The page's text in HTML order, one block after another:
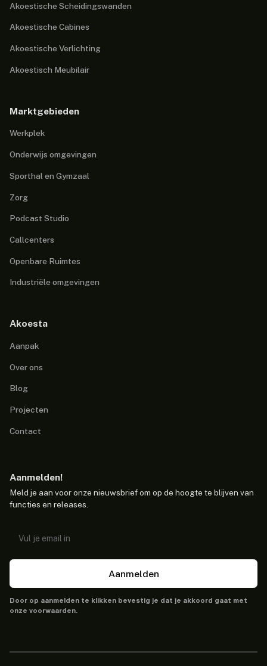
Akoestische Scheidingswanden
Akoestische Cabines
Akoestische Verlichting
Akoestisch Meubilair
Marktgebieden
Werkplek
Onderwijs omgevingen
Sporthal en Gymzaal
Zorg
Podcast Studio
Callcenters
Openbare Ruimtes
Industriële omgevingen
Akoesta
Aanpak
Over ons
Blog
Projecten
Contact
Aanmelden!
Meld je aan voor onze nieuwsbrief om op de hoogte te blijven van
functies en releases.
Aanmelden
Door op aanmelden te klikken bevestig je dat je akkoord gaat met
onze voorwaarden.